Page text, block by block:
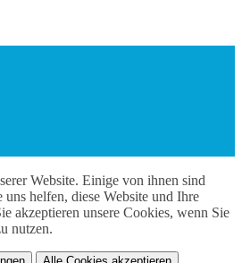
Website. Einige von ihnen sind
helfen, diese Website und Ihre
akzeptieren unsere Cookies, wenn Sie
nutzen.